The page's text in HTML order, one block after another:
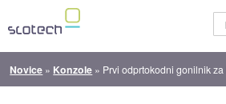
Novice » Konzole » Prvi odprtokodni gonilnik za